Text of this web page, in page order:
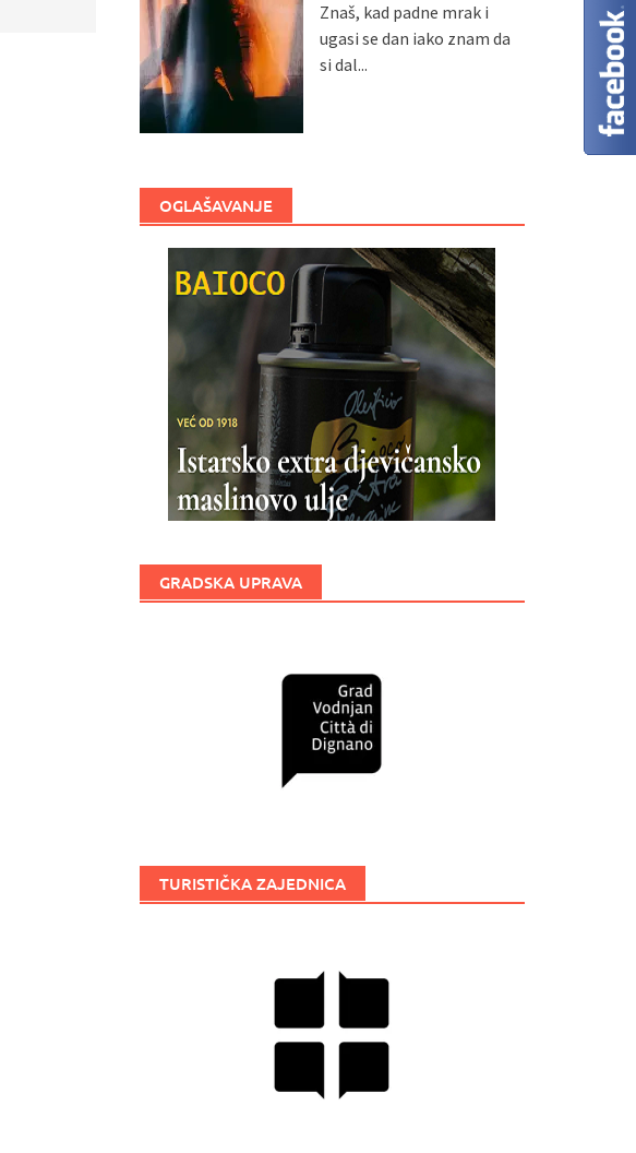
Znaš, kad padne mrak i
ugasi se dan iako znam da
si dal...
OGLAŠAVANJE
GRADSKA UPRAVA
TURISTIČKA ZAJEDNICA